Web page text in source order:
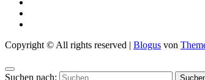
Copyright © All rights reserved | Blogus von
Suchen nach: